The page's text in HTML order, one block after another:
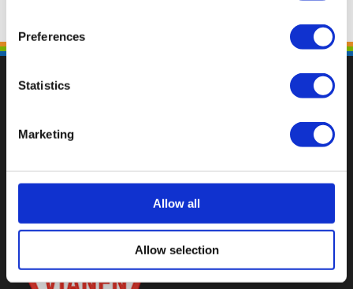
Preferences
Statistics
Marketing
Allow all
Allow selection
Val op met een unieke